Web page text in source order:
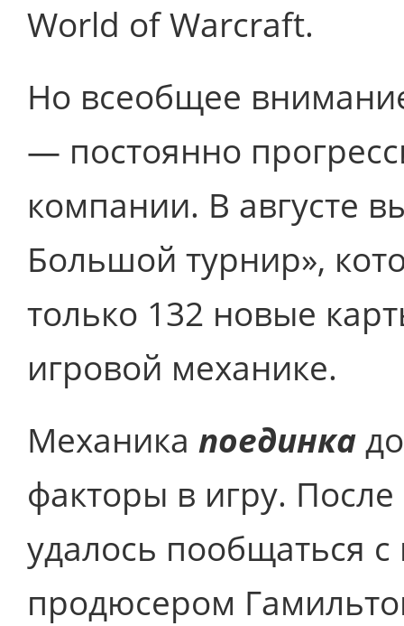
World of Warcraft.
Но всеобщее
— постоянно
компании. В августе
Большой турнир»,
только 132 новые
игровой механике.
Механика поединка
факторы в игру.
удалось пообщаться
продюсером